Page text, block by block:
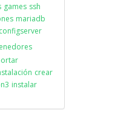
games ssh
mariadb
configserver
crear
instalar